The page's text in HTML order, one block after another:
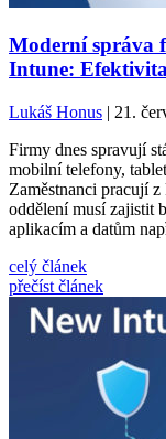
Moderní správa
Intune:
Lukáš Honus | 21.
Firmy dnes spravují
mobilní telefony,
Zaměstnanci pracují
oddělení musí zajistit
aplikacím a datům
celý článek
přečíst článek